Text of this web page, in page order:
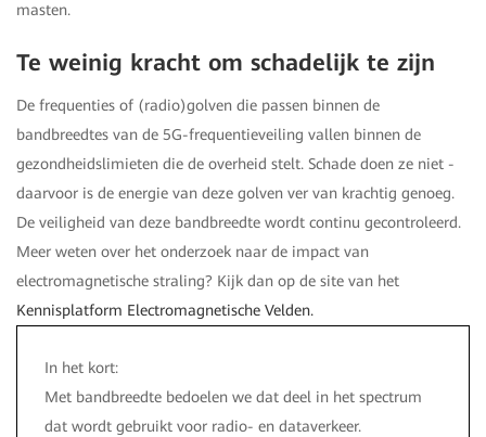
masten.
Te weinig kracht om schadelijk te zijn
De frequenties of (radio)golven die passen binnen de
bandbreedtes van de 5G-frequentieveiling vallen binnen de
gezondheidslimieten die de overheid stelt. Schade doen ze niet -
daarvoor is de energie van deze golven ver van krachtig genoeg.
De veiligheid van deze bandbreedte wordt continu gecontroleerd.
Meer weten over het onderzoek naar de impact van
electromagnetische straling? Kijk dan op de site van het
Kennisplatform Electromagnetische Velden.
In het kort:
Met bandbreedte bedoelen we dat deel in het spectrum
dat wordt gebruikt voor radio- en dataverkeer.